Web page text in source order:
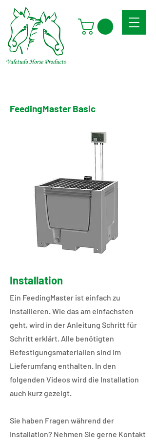
FeedingMaster Basic
Installation
Ein FeedingMaster ist einfach zu
installieren. Wie das am einfachsten
geht, wird in der Anleitung Schritt für
Schritt erklärt. Alle benötigten
Befestigungsmaterialien sind im
Lieferumfang enthalten. In den
folgenden Videos wird die Installation
auch kurz gezeigt.
Sie haben Fragen während der
Installation? Nehmen Sie gerne Kontakt